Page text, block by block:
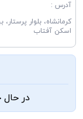
آدرس :
کرمانشاه، بلوار
اسکن آفتاب
در حال